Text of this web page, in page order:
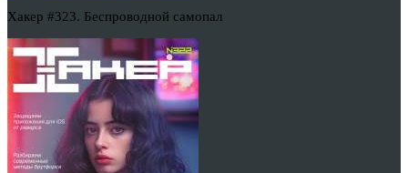
Хакер #323. Беспроводной самопал